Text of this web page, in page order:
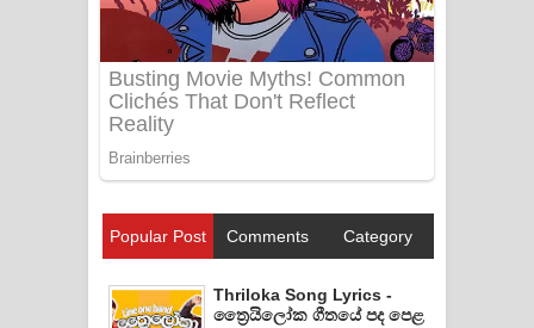
Popular Post Comments Category
Thriloka Song Lyrics -
ත්‍රෛයිලෝක ගීතයේ පද පෙළ